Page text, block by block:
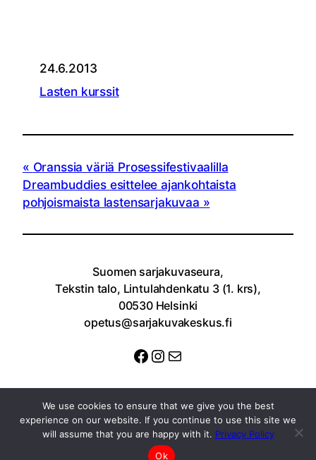
24.6.2013
Lasten kurssit
Oranssia väriä Prosessifestivaalilla
Dreambuddies esittelee ajankohtaista
pohjoismaista lastensarjakuvaa
Suomen sarjakuvaseura,
Tekstin talo, Lintulahdenkatu 3 (1. krs),
00530 Helsinki
opetus@sarjakuvakeskus.fi
Facebook
Instagram
Sähköposti
We use cookies to ensure that we give you the best
experience on our website. If you continue to use this site we
will assume that you are happy with it. Privacy Policy
Ok